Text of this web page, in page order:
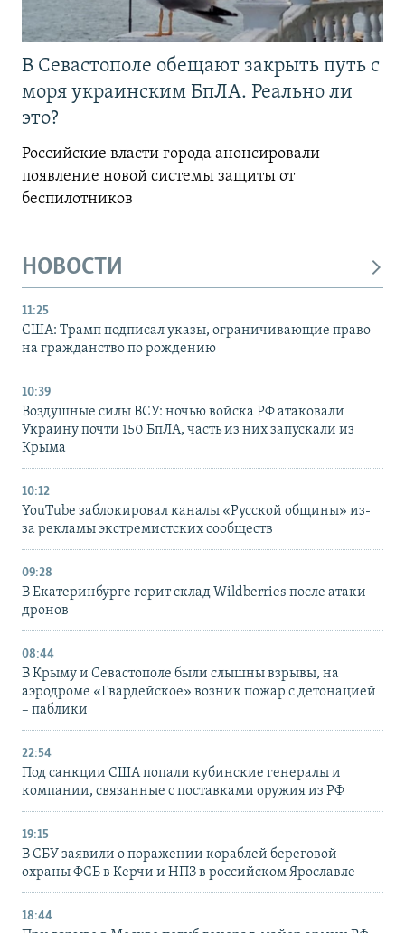
В Севастополе обещают закрыть путь с
моря украинским БпЛА. Реально ли
это?
Российские власти города анонсировали
появление новой системы защиты от
беспилотников
НОВОСТИ
11:25
США: Трамп подписал указы, ограничивающие право
на гражданство по рождению
10:39
Воздушные силы ВСУ: ночью войска РФ атаковали
Украину почти 150 БпЛА, часть из них запускали из
Крыма
10:12
YouTube заблокировал каналы «Русской общины» из-
за рекламы экстремистских сообществ
09:28
В Екатеринбурге горит склад Wildberries после атаки
дронов
08:44
В Крыму и Севастополе были слышны взрывы, на
аэродроме «Гвардейское» возник пожар с детонацией
– паблики
22:54
Под санкции США попали кубинские генералы и
компании, связанные с поставками оружия из РФ
19:15
В СБУ заявили о поражении кораблей береговой
охраны ФСБ в Керчи и НПЗ в российском Ярославле
18:44